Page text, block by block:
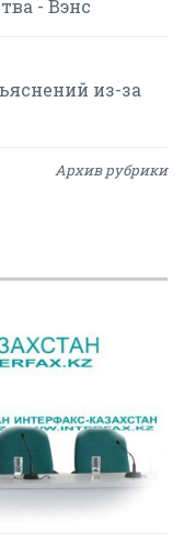
- Вэнс
из-за
Архив рубрики